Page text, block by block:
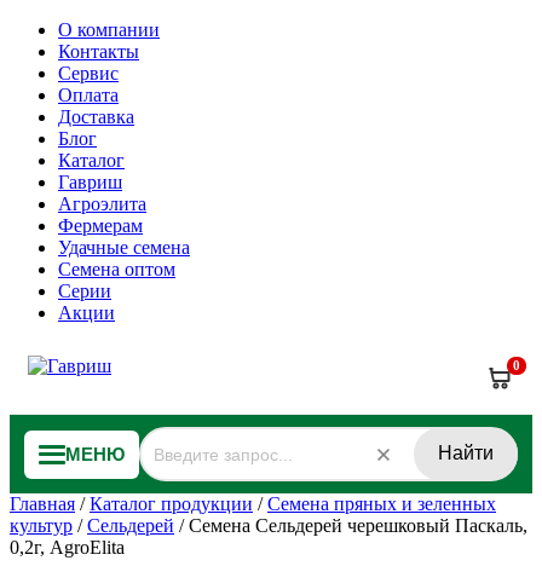
О компании
Контакты
Сервис
Оплата
Доставка
Блог
Каталог
Гавриш
Агроэлита
Фермерам
Удачные семена
Семена оптом
Серии
Акции
0
МЕНЮ Найти
Главная /Каталог продукции /Семена пряных и зеленных
культур /Сельдерей /Семена Сельдерей черешковый Паскаль,
0,2г, AgroElita